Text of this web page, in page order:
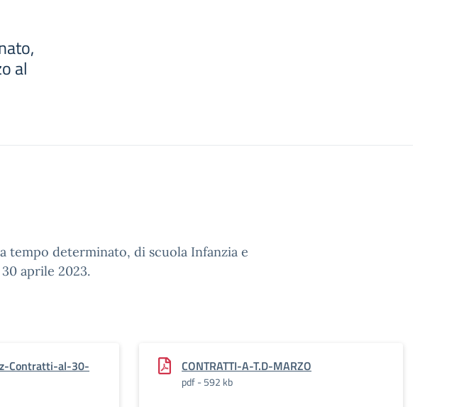
al
tempo determinato, di scuola Infanzia e
aprile 2023.
Contratti-al-30-
CONTRATTI-A-T.D-MARZO
pdf - 592 kb